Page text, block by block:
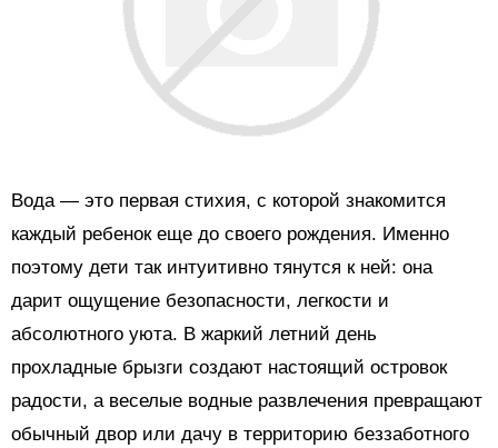
Вода — это первая стихия, с которой знакомится
каждый ребенок еще до своего рождения. Именно
поэтому дети так интуитивно тянутся к ней: она
дарит ощущение безопасности, легкости и
абсолютного уюта. В жаркий летний день
прохладные брызги создают настоящий островок
радости, а веселые водные развлечения превращают
обычный двор или дачу в территорию беззаботного